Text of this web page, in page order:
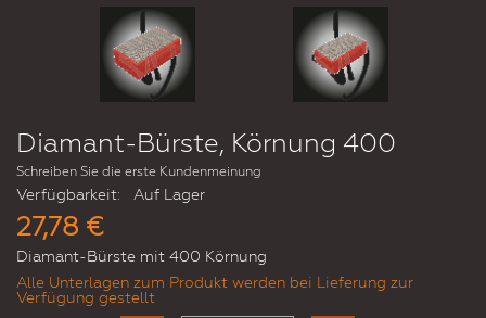
Diamant-Bürste, Körnung 400
Schreiben Sie die erste Kundenmeinung
Verfügbarkeit: Auf Lager
27,78 €
Diamant-Bürste mit 400 Körnung
Alle Unterlagen zum Produkt werden bei Lieferung zur
Verfügung gestellt